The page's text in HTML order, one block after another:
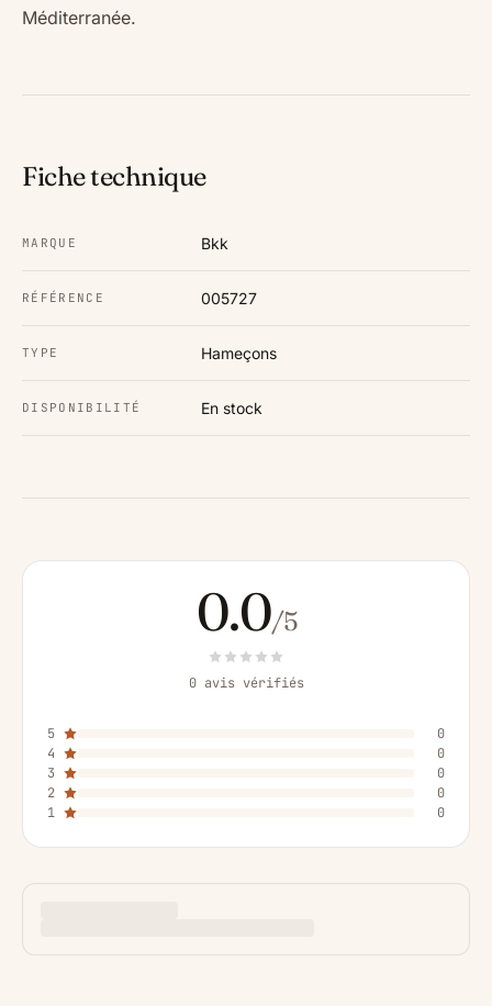
Méditerranée.
Fiche technique
MARQUE Bkk
RÉFÉRENCE 005727
TYPE Hameçons
DISPONIBILITÉ En stock
0.0/5
0 avis vérifiés
5
0
4
0
3
0
2
0
1
0